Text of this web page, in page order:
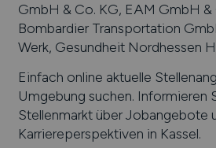
GmbH & Co. KG, EAM GmbH &
Bombardier Transportation
Werk, Gesundheit Nordhessen
Einfach online aktuelle
Umgebung suchen. Informieren
Stellenmarkt über Jobangebote
Karriereperspektiven in Kassel.